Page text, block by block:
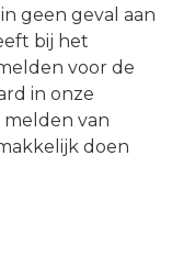
geen geval aan
bij het
voor de
in onze
melden van
doen